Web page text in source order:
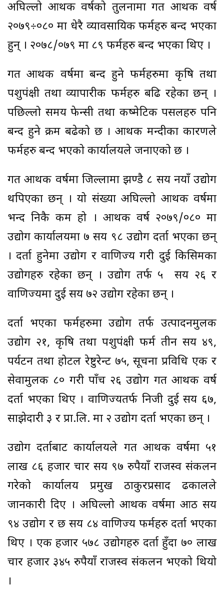
अघिल्लो आर्थिक वर्षको तुलनामा गत आर्थिक वर्ष
२०७९÷०८० मा धेरै व्यावसायिक फर्महरु बन्द भएका
हुन् । २०७८/०७९ मा ८९ फर्महरु बन्द भएका थिए ।
गत आर्थिक वर्षमा बन्द हुने फर्महरुमा कृषि तथा
पशुपंक्षी तथा व्यापारीक फर्महरु बढि रहेका छन् ।
पछिल्लो समय फेन्सी तथा कष्मेटिक पसलहरु पनि
बन्द हुने क्रम बढेको छ । आर्थिक मन्दीका कारणले
फर्महरु बन्द भएको कार्यालयले जनाएको छ ।
गत आर्थिक वर्षमा जिल्लामा झण्डै ८ सय नयाँ उद्योग
थपिएका छन् । यो संख्या अघिल्लो आर्थिक वर्षमा
भन्द निकै कम हो । आर्थिक वर्ष २०७९/०८० मा
उद्योग कार्यालयमा ७ सय ९८ उद्योग दर्ता भएका छन्
। दर्ता हुनेमा उद्योग र वाणिज्य गरी दुई किसिमका
उद्योगहरु रहेका छन् । उद्योग तर्फ ५ सय २६ र
वाणिज्यमा दुई सय ७२ उद्योग रहेका छन् ।
दर्ता भएका फर्महरुमा उद्योग तर्फ उत्पादनमुलक
उद्योग २१, कृषि तथा पशुपंक्षी फर्म तीन सय ४९,
पर्यटन तथा होटल रेष्टुरेन्ट ७५, सूचना प्रविधि एक र
सेवामुलक ८० गरी पाँच २६ उद्योग गत आर्थिक वर्ष
दर्ता भएका थिए । वाणिज्यतर्फ निजी दुई सय ६७,
साझेदारी ३ र प्रा.लि. मा २ उद्योग दर्ता भएका छन् ।
उद्योग दर्ताबाट कार्यालयले गत आर्थिक वर्षमा ५१
लाख ८६ हजार चार सय ९७ रुपैयाँ राजस्व संकलन
गरेको कार्यालय प्रमुख ठाकुरप्रसाद ढकालले
जानकारी दिए । अघिल्लो आर्थिक वर्षमा आठ सय
९४ उद्योग र छ सय ८४ वाणिज्य फर्महरु दर्ता भएका
थिए । एक हजार ५७८ उद्योगहरु दर्ता हुँदा ७० लाख
चार हजार ३४५ रुपैयाँ राजस्व संकलन भएको थियो
।